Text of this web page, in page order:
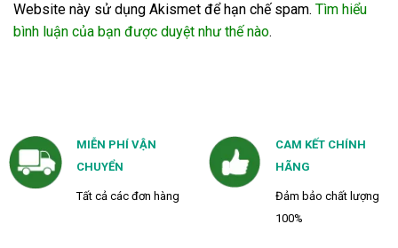
Website này sử dụng Akismet để hạn chế spam. Tìm hiểu
bình luận của bạn được duyệt như thế nào.
MIỄN PHÍ VẬN
CHUYỂN
Tất cả các đơn hàng
CAM KẾT CHÍNH
HÃNG
Đảm bảo chất lượng
100%